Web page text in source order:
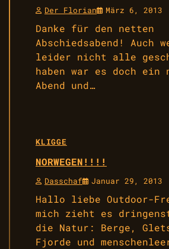
Der Florian März 6, 2013
Danke für den netten
Abschiedsabend! Auch
leider nicht alle
haben war es doch ein
Abend und…
KLIGGE
NORWEGEN!!!!
Dasschaf Januar 29, 2013
Hallo liebe Outdoor-
mich zieht es
die Natur: Berge,
Fjorde und